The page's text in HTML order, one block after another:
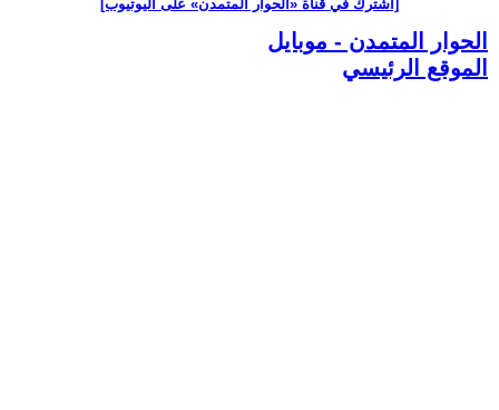
[اشترك في قناة ‫«الحوار المتمدن» على اليوتيوب]
الحوار المتمدن - موبايل
الموقع الرئيسي